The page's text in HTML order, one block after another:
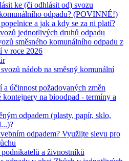
ke (či odhlásit od) svozu
odpadu? (POVINNÉ!)
a jak a kdy se za ni platí?
jednotlivých druhů odpadu
směsného komunálního odpadu z
v roce 2026
nádob na směsný komunální
a účinnost požadovaných změn
na bioodpad - termíny a
odpadem (plasty, papír, sklo,
odpadem? Využijte slevu pro
a živnostníků